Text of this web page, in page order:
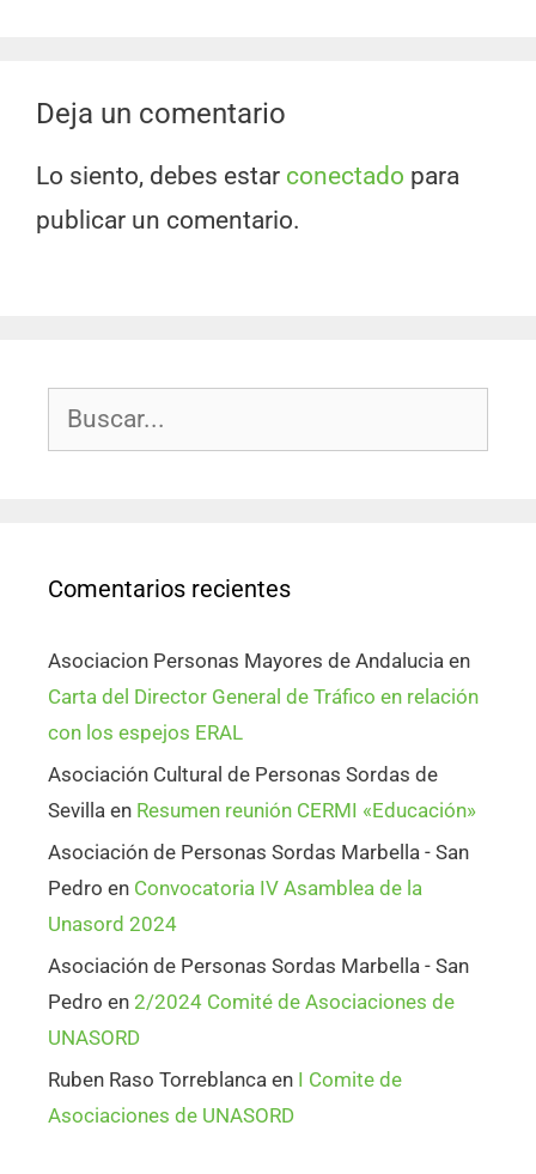
Deja un comentario
Lo siento, debes estar conectado para
publicar un comentario.
Comentarios recientes
Asociacion Personas Mayores de Andalucia en
Carta del Director General de Tráfico en relación
con los espejos ERAL
Asociación Cultural de Personas Sordas de
Sevilla en Resumen reunión CERMI «Educación»
Asociación de Personas Sordas Marbella - San
Pedro en Convocatoria IV Asamblea de la
Unasord 2024
Asociación de Personas Sordas Marbella - San
Pedro en 2/2024 Comité de Asociaciones de
UNASORD
Ruben Raso Torreblanca en I Comite de
Asociaciones de UNASORD